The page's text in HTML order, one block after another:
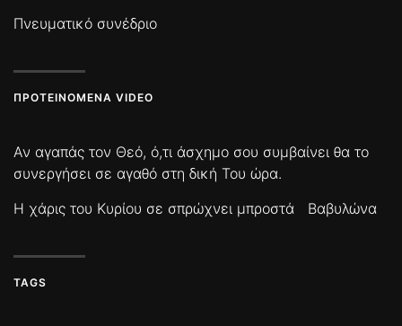
Πνευματικό συνέδριο
ΠΡΟΤΕΙΝΌΜΕΝΑ VIDEO
Αν αγαπάς τον Θεό, ό,τι άσχημο σου συμβαίνει θα το
συνεργήσει σε αγαθό στη δική Του ώρα.
Η χάρις του Κυρίου σε σπρώχνει μπροστά
Βαβυλώνα
TAGS